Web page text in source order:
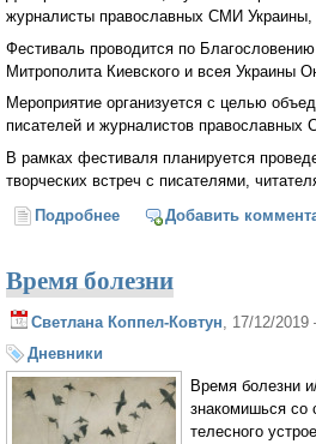
журналисты православных СМИ
Фестиваль проводится по
Митрополита Киевского и всея Украины
Мероприятие организуется с целью
писателей и журналистов православных
В рамках фестиваля планируется
творческих встреч с писателями,
Подробнее о Фестиваль
Добавить
Время болезни
Светлана Коппел-Ковтун , 17/12/
Дневники
Время болезни
знакомишься со
телесного